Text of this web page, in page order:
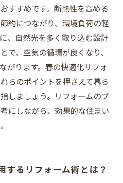
すすめです。断熱性を高める
約につながり、環境負荷の軽
、自然光を多く取り込む設計
で、空気の循環が良くなり、
がります。春の快適化リフォ
らのポイントを押さえて暮ら
しましょう。リフォームのプ
にしながら、効果的な住まい
するリフォーム術とは？